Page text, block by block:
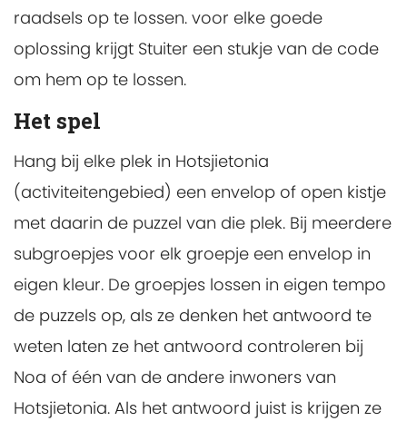
raadsels op te lossen. voor elke goede
oplossing krijgt Stuiter een stukje van de code
om hem op te lossen.
Het spel
Hang bij elke plek in Hotsjietonia
(activiteitengebied) een envelop of open kistje
met daarin de puzzel van die plek. Bij meerdere
subgroepjes voor elk groepje een envelop in
eigen kleur. De groepjes lossen in eigen tempo
de puzzels op, als ze denken het antwoord te
weten laten ze het antwoord controleren bij
Noa of één van de andere inwoners van
Hotsjietonia. Als het antwoord juist is krijgen ze